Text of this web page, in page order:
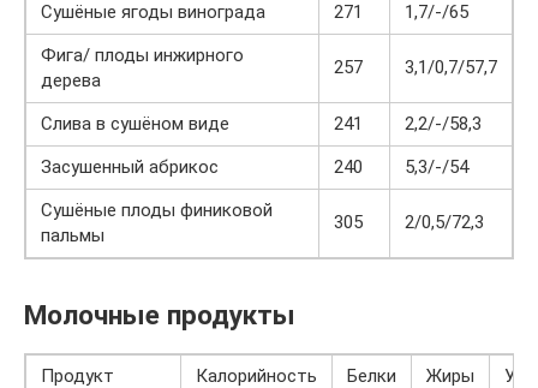
Сушёные ягоды винограда
271
1,7/-/65
Фига/ плоды инжирного
дерева
257 3,1/0,7/57,7
Слива в сушёном виде 241
2,2/-/58,3
Засушенный абрикос
240
5,3/-/54
Сушёные плоды финиковой
пальмы
305 2/0,5/72,3
Молочные продукты
Продукт Калорийность Белки Жиры